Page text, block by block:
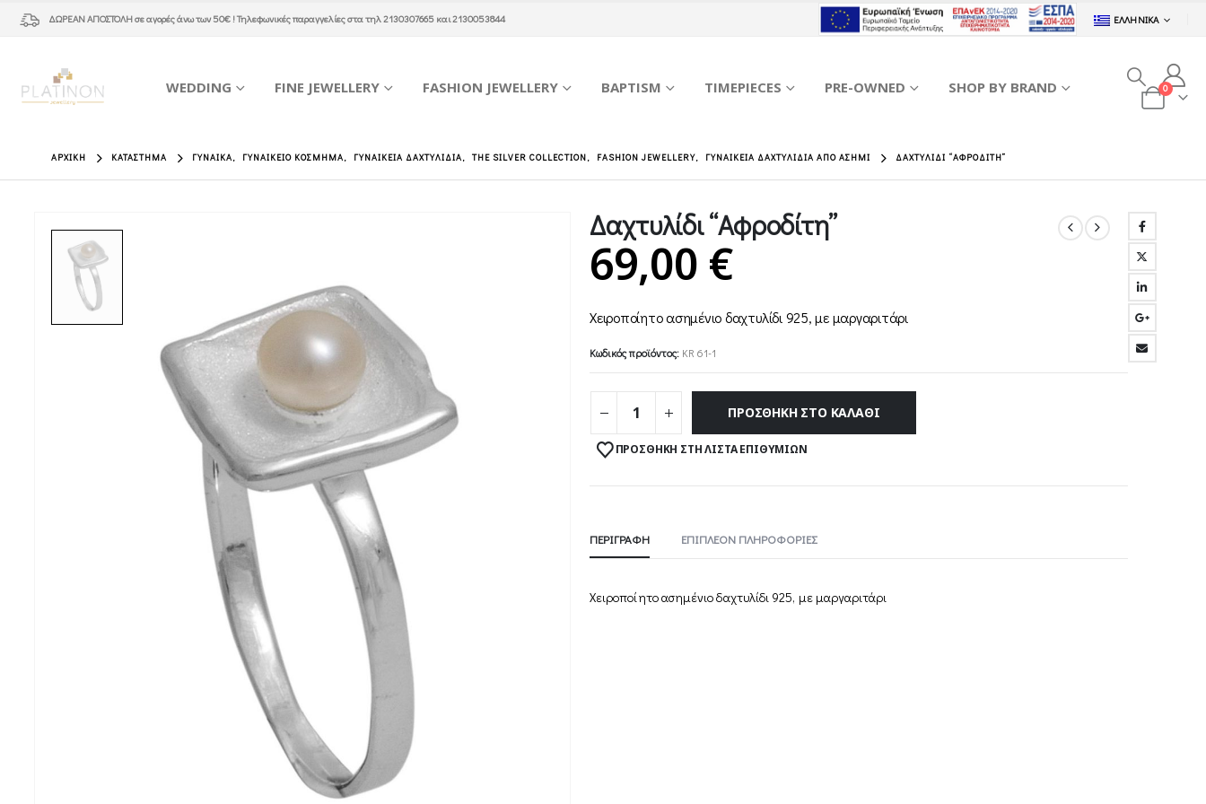
ΔΩΡΕΑΝ ΑΠΟΣΤΟΛΗσε αγορές άνω των 50€ ! Τηλεφωνικές παραγγελίες στα τηλ2130307665 και2130053844 ΕΛΛΗΝΙΚΆ
WEDDING FINE JEWELLERY FASHION JEWELLERY BAPTISM TIMEPIECES PRE-OWNED SHOP BY BRAND 0
ΑΡΧΙΚΉ ΚΑΤΆΣΤΗΜΑ ΓΥΝΑΊΚΑ, ΓΥΝΑΙΚΕΊΟ ΚΌΣΜΗΜΑ, ΓΥΝΑΙΚΕΊΑ ΔΑΧΤΥΛΊΔΙΑ, THE SILVER COLLECTION, FASHION JEWELLERY, ΓΥΝΑΙΚΕΊΑ ΔΑΧΤΥΛΊΔΙΑ ΑΠΌ ΑΣΉΜΙ ΔΑΧΤΥΛΊΔΙ “ΑΦΡΟΔΊΤΗ”
Δαχτυλίδι “Αφροδίτη”
69,00 €
Χειροποίητo ασημένιo δαχτυλίδι 925, με μαργαριτάρι
Κωδικός προϊόντος: KR 61-1
ΠΡΟΣΘΉΚΗ ΣΤΟ ΚΑΛΆΘΙ
ΠΡΟΣΘΉΚΗ ΣΤΗ ΛΊΣΤΑ ΕΠΙΘΥΜΙΏΝ
ΠΕΡΙΓΡΑΦΉ ΕΠΙΠΛΈΟΝ ΠΛΗΡΟΦΟΡΊΕΣ
Χειροποίητo ασημένιo δαχτυλίδι 925, με μαργαριτάρι